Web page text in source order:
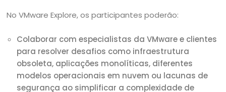
No VMware Explore, os participantes poderão:
Colaborar com especialistas da VMware e clientes
para resolver desafios como infraestrutura
obsoleta, aplicações monolíticas, diferentes
modelos operacionais em nuvem ou lacunas de
segurança ao simplificar a complexidade de